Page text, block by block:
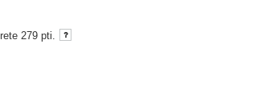
279 pti.